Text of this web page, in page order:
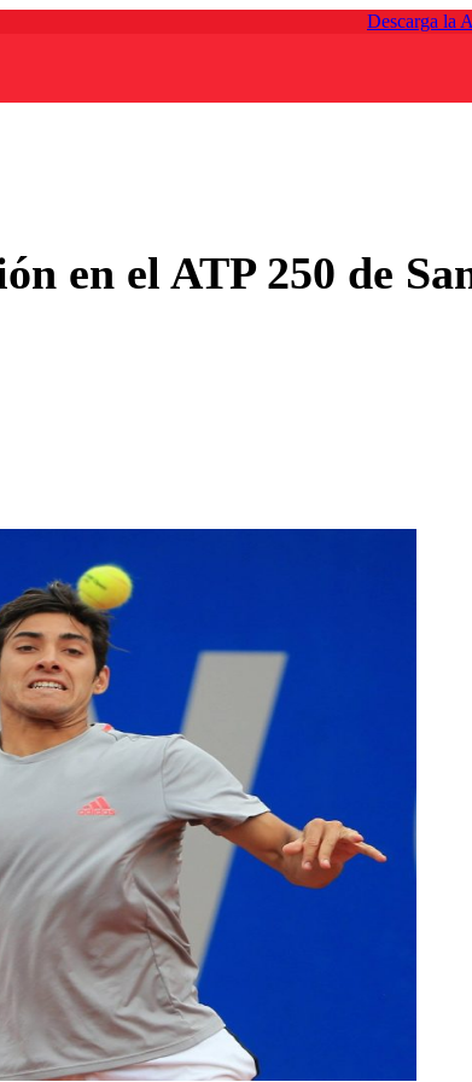
Descarga la
en el ATP 250 de